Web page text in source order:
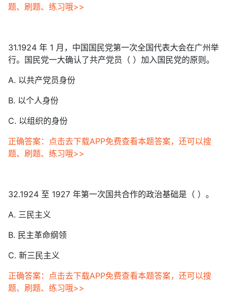
题、刷题、练习哦>>
31.1924 年 1 月，中国国民党第一次全国代表大会在广州举
行。国民党一大确认了共产党员（ ）加入国民党的原则。
A. 以共产党员身份
B. 以个人身份
C. 以组织的身份
正确答案：点击去下载APP免费查看本题答案，还可以搜
题、刷题、练习哦>>
32.1924 至 1927 年第一次国共合作的政治基础是（ ）。
A. 三民主义
B. 民主革命纲领
C. 新三民主义
正确答案：点击去下载APP免费查看本题答案，还可以搜
题、刷题、练习哦>>